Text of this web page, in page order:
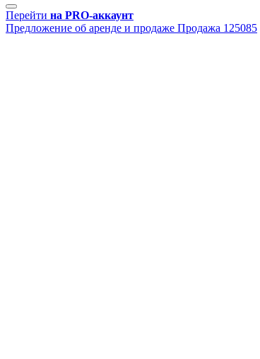
Перейти на PRO-аккаунт
Предложение об аренде и продаже Продажа 125085